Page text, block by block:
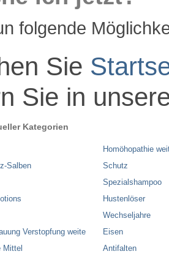
folgende
Sie
Sie in
Kategorien
Salben
Verstopfung weite
Mittel
Homöhopathie
Schutz
Spezialshampoo
Hustenlöser
Wechseljahre
Eisen
Antifalten